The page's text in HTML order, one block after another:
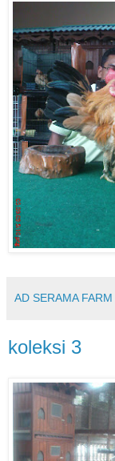
AD SERAMA FARM
koleksi 3